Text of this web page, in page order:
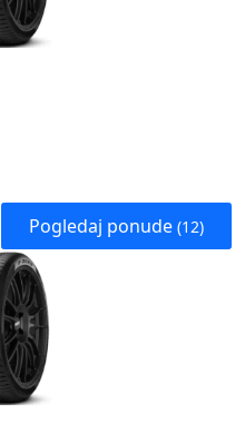
Pogledaj ponude (12)